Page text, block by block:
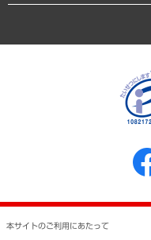
個人情報保護方針
反社会的勢力に対する基本方針
書面による個人情報の開示等の
本サイトのご利用にあたって